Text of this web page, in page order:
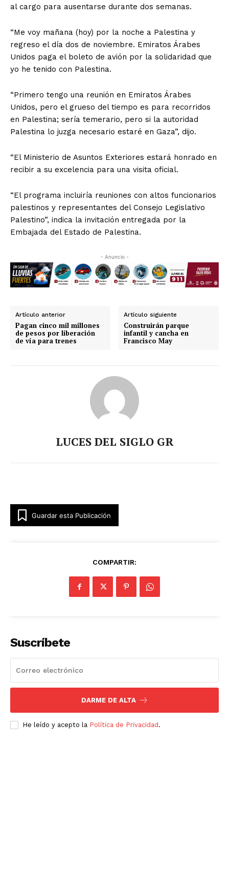
al cargo para ausentarse durante dos semanas.
“Me voy mañana (hoy) por la noche a Palestina y
regreso el día dos de noviembre. Emiratos Árabes
Unidos paga el boleto de avión por la solidaridad que
yo he tenido con Palestina.
“Primero tengo una reunión en Emiratos Árabes
Unidos, pero el grueso del tiempo es para recorridos
en Palestina; sería temerario, pero si la autoridad
Palestina lo juzga necesario estaré en Gaza”, dijo.
“El Ministerio de Asuntos Exteriores estará honrado en
recibir a su excelencia para una visita oficial.
“El programa incluiría reuniones con altos funcionarios
palestinos y representantes del Consejo Legislativo
Palestino”, indica la invitación entregada por la
Embajada del Estado de Palestina.
- Anuncio -
Artículo anterior
Pagan cinco mil millones
de pesos por liberación
de vía para trenes
Artículo siguiente
Construirán parque
infantil y cancha en
Francisco May
LUCES DEL SIGLO GR
Guardar esta Publicación
COMPARTIR:
Suscríbete
DARME DE ALTA
He leído y acepto la Política de Privacidad .